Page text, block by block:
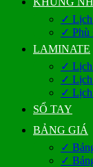
✓ Lịch
✓ Phù
LAMINATE
✓ Lịch
✓ Lịch
✓ Lịch
SỔ TAY
BẢNG GIÁ
✓
✓